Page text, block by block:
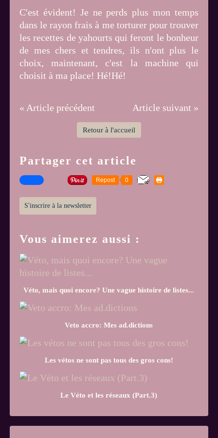
C'est évident! Je ne perds plus mon temps
dans le rayon frais à me torturer pour trouver
les recettes de yahourts qui feront le bonheur
de mes chers et tendres, ils n'ont plus le
choix, maintenant, c'est la machine qui
choisit à ma place! Hé!Hé!
« Article précédent Article suivant »
Retour à l'accueil
Partager cet article
Repost 0
S'inscrire à la newsletter
Vous aimerez aussi :
Véto, mais quoi encore? Une vague histoire de listes...
Veto accro: Mes ad.dictions
Les vétos ne sont pas tous des gros cons!
Le Véto et les réseaux (Part.3)